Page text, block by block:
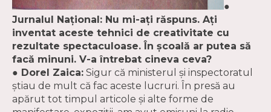
●
Jurnalul Naţional: Nu mi-aţi răspuns. Aţi
inventat aceste tehnici de creativitate cu
rezultate spectaculoase. În şcoală ar putea să
facă minuni. V-a întrebat cineva ceva?
● Dorel Zaica: Sigur că ministerul şi inspectoratul
ştiau de mult că fac aceste lucruri. În presă au
apărut tot timpul articole şi alte forme de